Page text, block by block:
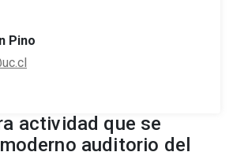
Pino
actividad que se
auditorio del